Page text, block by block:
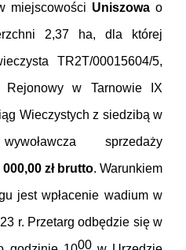
miejscowości Uniszowa o
2,37 ha, dla której
TR2T/00015604/5,
Rejonowy w Tarnowie IX
Wieczystych z siedzibą w
sprzedaży
000,00 zł brutto. Warunkiem
jest wpłacenie wadium w
r. Przetarg odbędzie się w
00